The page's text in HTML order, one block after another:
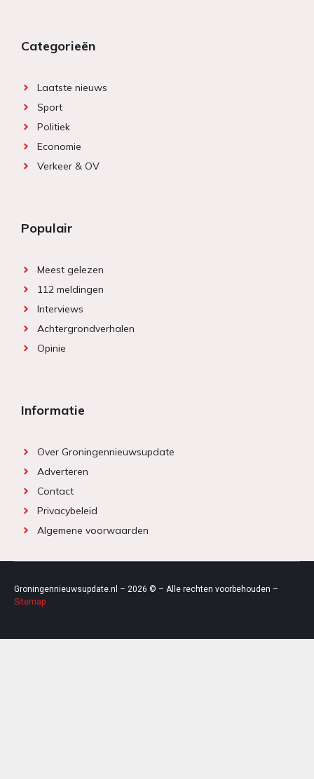
Categorieën
Laatste nieuws
Sport
Politiek
Economie
Verkeer & OV
Populair
Meest gelezen
112 meldingen
Interviews
Achtergrondverhalen
Opinie
Informatie
Over Groningennieuwsupdate
Adverteren
Contact
Privacybeleid
Algemene voorwaarden
Groningennieuwsupdate.nl – 2026 © – Alle rechten voorbehouden –
Sitemap